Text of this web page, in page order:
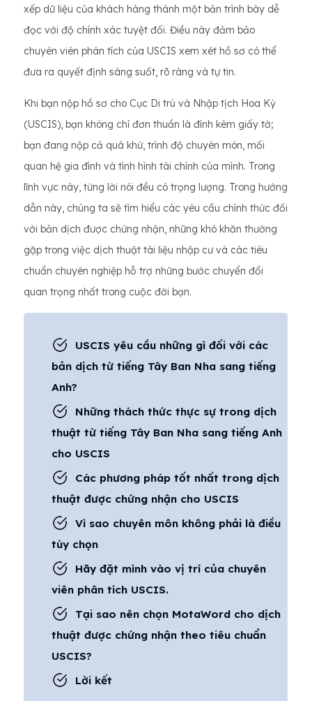
xếp dữ liệu của khách hàng thành một bản trình bày dễ
đọc với độ chính xác tuyệt đối. Điều này đảm bảo
chuyên viên phân tích của USCIS xem xét hồ sơ có thể
đưa ra quyết định sáng suốt, rõ ràng và tự tin.
Khi bạn nộp hồ sơ cho Cục Di trú và Nhập tịch Hoa Kỳ
(USCIS), bạn không chỉ đơn thuần là đính kèm giấy tờ;
bạn đang nộp cả quá khứ, trình độ chuyên môn, mối
quan hệ gia đình và tình hình tài chính của mình. Trong
lĩnh vực này, từng lời nói đều có trọng lượng. Trong hướng
dẫn này, chúng ta sẽ tìm hiểu các yêu cầu chính thức đối
với bản dịch được chứng nhận, những khó khăn thường
gặp trong việc dịch thuật tài liệu nhập cư và các tiêu
chuẩn chuyên nghiệp hỗ trợ những bước chuyển đổi
quan trọng nhất trong cuộc đời bạn.
USCIS yêu cầu những gì đối với các
bản dịch từ tiếng Tây Ban Nha sang tiếng
Anh?
Những thách thức thực sự trong dịch
thuật từ tiếng Tây Ban Nha sang tiếng Anh
cho USCIS
Các phương pháp tốt nhất trong dịch
thuật được chứng nhận cho USCIS
Vì sao chuyên môn không phải là điều
tùy chọn
Hãy đặt mình vào vị trí của chuyên
viên phân tích USCIS.
Tại sao nên chọn MotaWord cho dịch
thuật được chứng nhận theo tiêu chuẩn
USCIS?
Lời kết